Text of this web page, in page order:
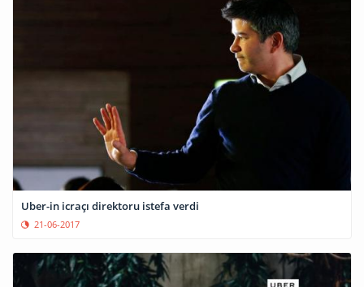
Uber-in icraçı direktoru istefa verdi
21-06-2017